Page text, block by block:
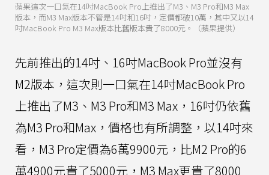
蘋果這次一口氣在14吋MacBook Pro上推出了M3、M3 Pro和M3 Max
版本，而M3 Max版本不管是14吋和16吋，定價都破10萬，其中又以14
吋MacBook Pro M3 Max版本比舊版本貴了8000元。（蘋果提供）
先前推出的14吋、16吋MacBook Pro並沒有
M2版本，這次則一口氣在14吋MacBook Pro
上推出了M3、M3 Pro和M3 Max，16吋仍依舊
為M3 Pro和Max，價格也有所調整，以14吋來
看，M3 Pro定價為6萬9900元，比M2 Pro的6
萬4900元貴了5000元，M3 Max更貴了8000